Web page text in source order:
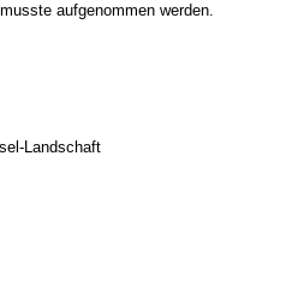
aufgenommen werden.
Landschaft